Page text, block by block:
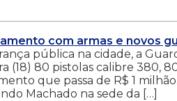
com armas e novos
pública na cidade, a
(18) 80 pistolas calibre 380,
que passa de R$ 1
Machado na sede da […]